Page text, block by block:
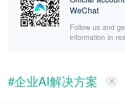
#企业AI解决方案
WeChat
Follow us and
information in